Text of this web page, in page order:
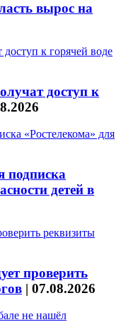
вырос на
доступ к
подписка
детей в
проверить
| 07.08.2026